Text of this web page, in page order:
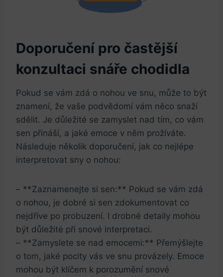
Doporučení pro častější
konzultaci snáře chodidla
Pokud se vám zdá o nohou ve snu, může to být
znamení, že vaše podvědomí vám něco snaží
sdělit. Je důležité se zamyslet nad tím, co vám
sen přináší, a jaké emoce v něm prožíváte.
Následuje několik doporučení, jak co nejlépe
interpretovat sny o nohou:
– **Zaznamenejte si sen:** Pokud se vám zdá
o nohou, je dobré si sen zdokumentovat co
nejdříve po probuzení. I drobné detaily mohou
být důležité při snové interpretaci.
– **Zamyslete se nad emocemi:** Přemýšlejte
o tom, jaké pocity vás ve snu provázely. Emoce
mohou být klíčem k porozumění snové